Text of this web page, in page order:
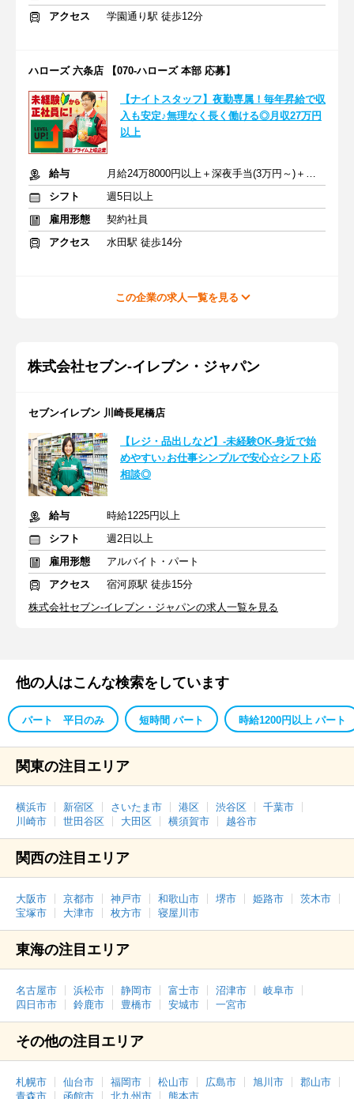
アクセス
学園通り駅 徒歩12分
ハローズ 六条店 【070-ハローズ 本部 応募】
【ナイトスタッフ】夜勤専属！毎年昇給で収
入も安定♪無理なく長く働ける◎月収27万円
以上
給与
月給24万8000円以上＋深夜手当(3万円～)＋交通費
シフト
週5日以上
雇用形態
契約社員
アクセス
水田駅 徒歩14分
この企業の求人一覧を見る
株式会社セブン-イレブン・ジャパン
セブンイレブン 川崎長尾橋店
【レジ・品出しなど】-未経験OK-身近で始
めやすい♪お仕事シンプルで安心☆シフト応
相談◎
給与
時給1225円以上
シフト
週2日以上
雇用形態
アルバイト・パート
アクセス
宿河原駅 徒歩15分
株式会社セブン-イレブン・ジャパンの求人一覧を見る
他の人はこんな検索をしています
パート 平日のみ 短時間 パート 時給1200円以上 パート
関東の注目エリア
横浜市 新宿区 さいたま市 港区 渋谷区
千葉市
川崎市
世田谷区 大田区 横須賀市 越谷市
関西の注目エリア
大阪市 京都市 神戸市 和歌山市 堺市 姫路市
茨木市
宝塚市
大津市 枚方市 寝屋川市
東海の注目エリア
名古屋市 浜松市 静岡市 富士市 沼津市
岐阜市
四日市市
鈴鹿市 豊橋市 安城市 一宮市
その他の注目エリア
札幌市 仙台市 福岡市 松山市 広島市 旭川市
郡山市
青森市
函館市 北九州市 熊本市